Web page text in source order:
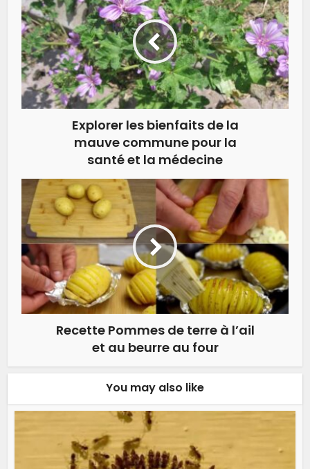
Explorer les bienfaits de la
mauve commune pour la
santé et la médecine
Recette Pommes de terre à l’ail
et au beurre au four
You may also like